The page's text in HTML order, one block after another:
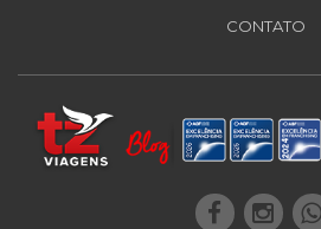
CONTATO